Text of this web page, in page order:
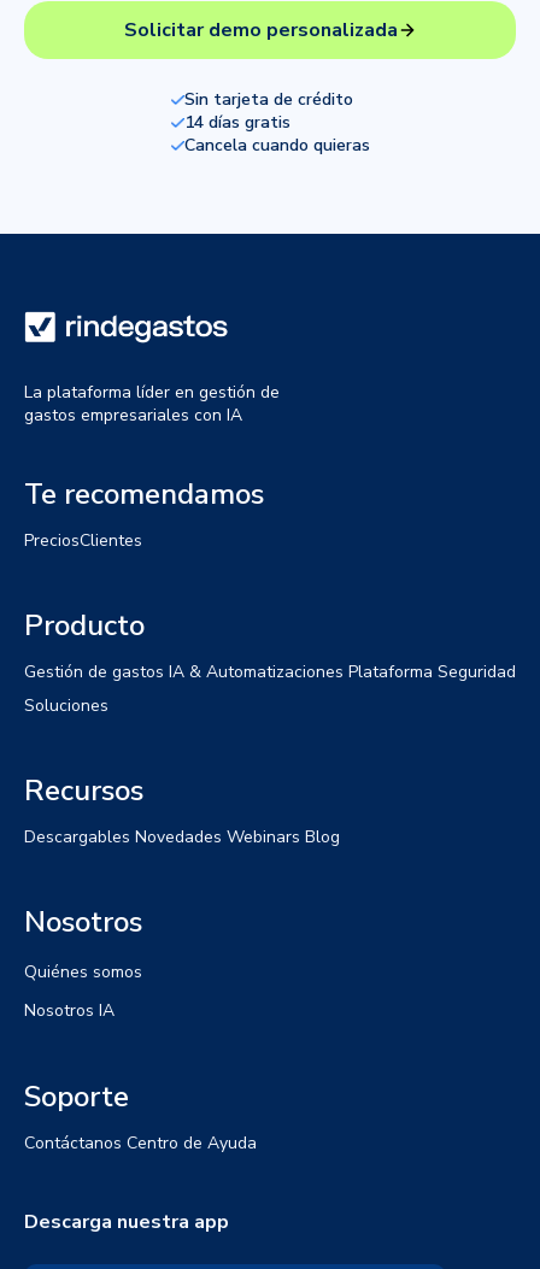
Solicitar demo personalizada
Sin tarjeta de crédito
14 días gratis
Cancela cuando quieras
La plataforma líder en gestión de
gastos empresariales con IA
Te recomendamos
PreciosClientes
Producto
Gestión de gastos IA & Automatizaciones Plataforma Seguridad
Soluciones
Recursos
Descargables Novedades Webinars Blog
Nosotros
Quiénes somos
Nosotros IA
Soporte
Contáctanos Centro de Ayuda
Descarga nuestra app